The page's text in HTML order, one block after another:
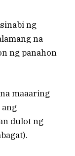
ng
na
ng panahon
maaaring
dulot ng